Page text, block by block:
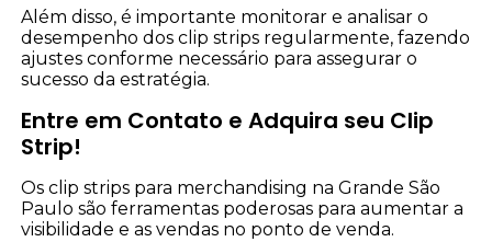
Além disso, é importante monitorar e analisar o
desempenho dos clip strips regularmente, fazendo
ajustes conforme necessário para assegurar o
sucesso da estratégia.
Entre em Contato e Adquira seu Clip
Strip!
Os clip strips para merchandising na Grande São
Paulo são ferramentas poderosas para aumentar a
visibilidade e as vendas no ponto de venda.